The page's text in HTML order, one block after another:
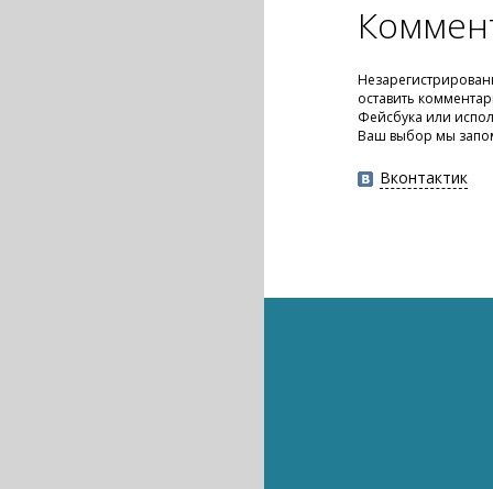
оставить
Фейсбука или
Ваш выбор мы
Вконтактик